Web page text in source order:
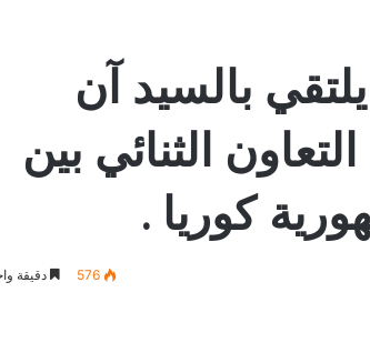
بالسيد آن
الثنائي بين
كوريا .
576 دقيقة